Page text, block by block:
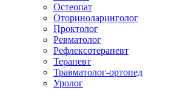
Остеопат
Оториноларинголог
Проктолог
Ревматолог
Рефлексотерапевт
Терапевт
Травматолог-ортопед
Уролог